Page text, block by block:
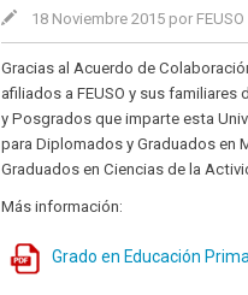
18 Noviembre 2015 por FEUSO
Gracias al Acuerdo de
afiliados a FEUSO y sus
y Posgrados que imparte esta
para Diplomados y Graduados en
Graduados en Ciencias de la
Más información:
Grado en Educación